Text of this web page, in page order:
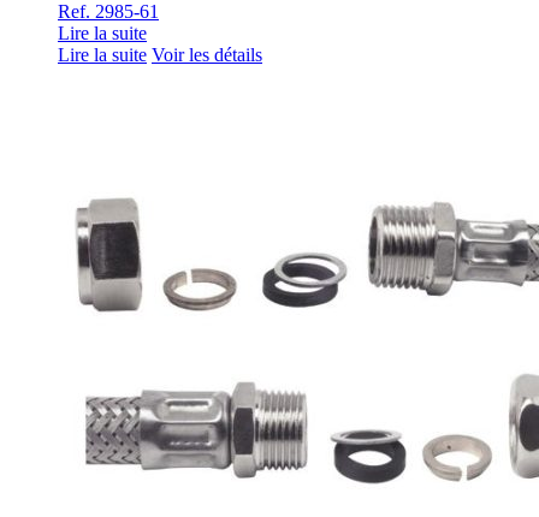
Ref. 2985-61
Lire la suite
Lire la suite Voir les détails